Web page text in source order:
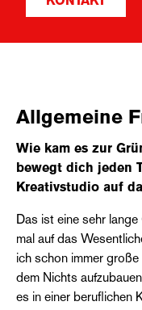
Allgemeine
Wie kam es zur
bewegt dich jeden
Kreativstudio auf
Das ist eine sehr
mal auf das
ich schon immer
dem Nichts
es in einer beruflichen